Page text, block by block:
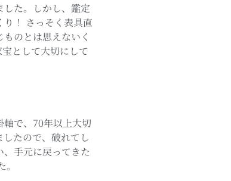
た。しかし、鑑定
！ さっそく表具直
のとは思えないく
として大切にして
で、70年以上大切
たので、破れてし
手元に戻ってきた